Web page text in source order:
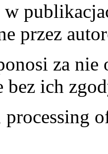
w
przez
za
bez ich